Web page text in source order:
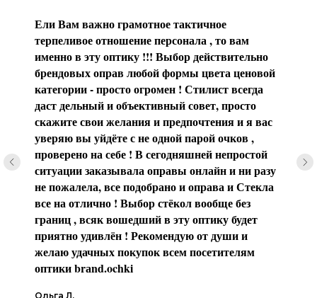
Ели Вам важно грамотное тактичное
терпеливое отношение персонала , то вам
именно в эту оптику !!! Выбор действительно
брендовых оправ любой формы цвета ценовой
категории - просто огромен ! Стилист всегда
даст дельный и объективный совет, просто
скажите свои желания и предпочтения и я вас
уверяю вы уйдёте с не одной парой очков ,
проверено на себе ! В сегодняшней непростой
ситуации заказывала оправы онлайн и ни разу
не пожалела, все подобрано и оправа и Стекла
все на отлично ! Выбор стёкол вообще без
границ , всяк вошедший в эту оптику будет
приятно удивлён ! Рекомендую от души и
желаю удачных покупок всем посетителям
оптики brаnd.ochki
Ольга Л.